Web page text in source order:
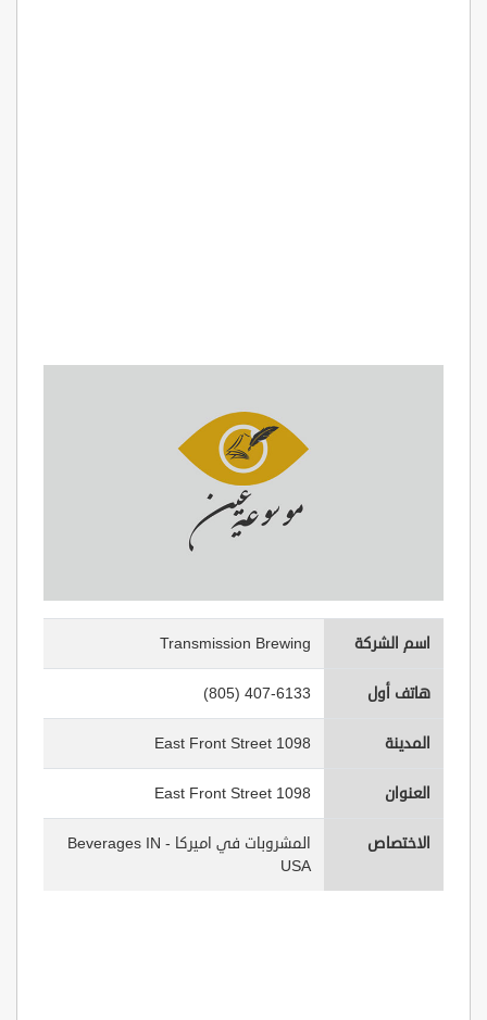
اسم الشركة Transmission Brewing
هاتف أول (805) 407-6133
المدينة 1098 East Front Street
العنوان 1098 East Front Street
الاختصاص
المشروبات في اميركا - Beverages IN
USA